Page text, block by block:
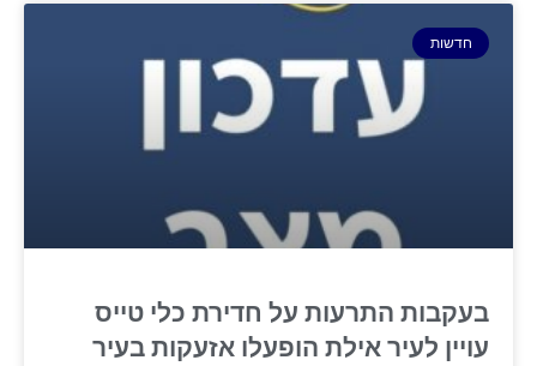
חדשות
בעקבות התרעות על חדירת כלי טייס
עויין לעיר אילת הופעלו אזעקות בעיר